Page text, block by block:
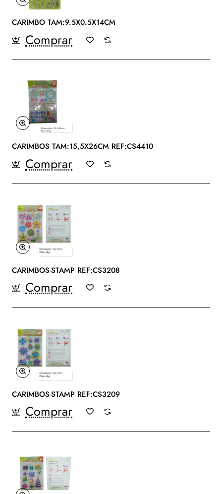
CARIMBO TAM:9.5X0.5X14CM
Comprar
CARIMBOS TAM:15,5X26CM REF:CS4410
Comprar
CARIMBOS-STAMP REF:CS3208
Comprar
CARIMBOS-STAMP REF:CS3209
Comprar